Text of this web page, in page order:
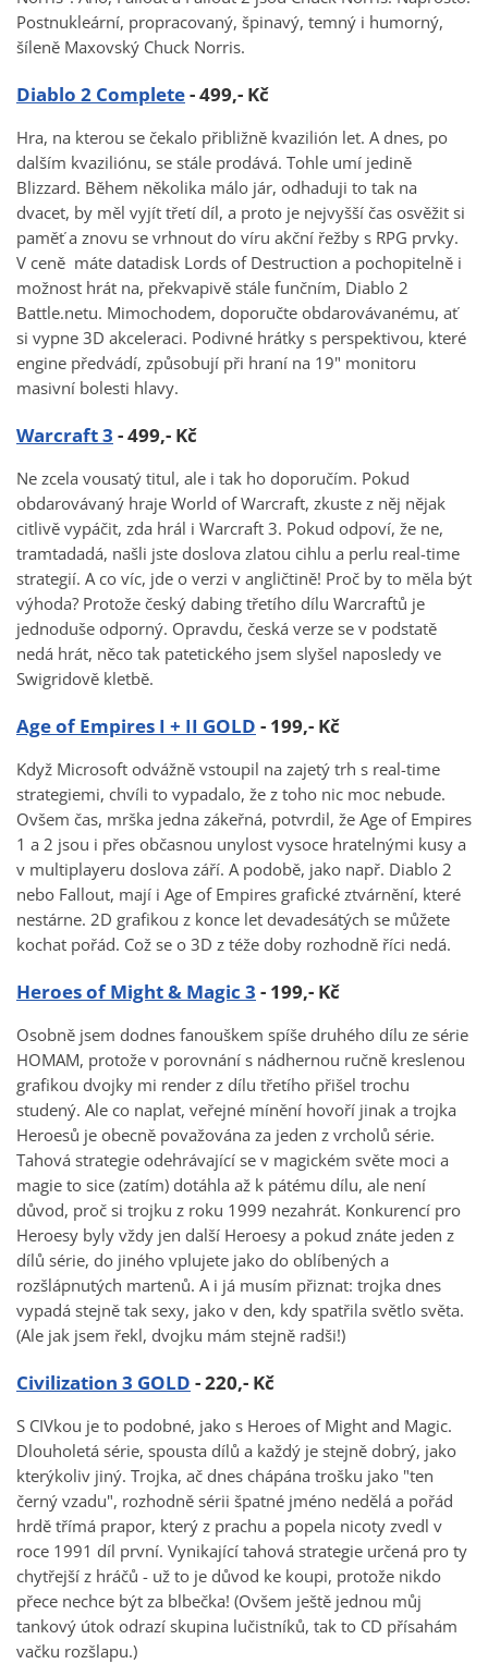
Postnukleární, propracovaný, špinavý, temný i humorný,
šíleně Maxovský Chuck Norris.
Diablo 2 Complete- 499,- Kč
Hra, na kterou se čekalo přibližně kvazilión let. A dnes, po
dalším kvaziliónu, se stále prodává. Tohle umí jedině
Blizzard. Během několika málo jár, odhaduji to tak na
dvacet, by měl vyjít třetí díl, a proto je nejvyšší čas osvěžit si
paměť a znovu se vrhnout do víru akční řežby s RPG prvky.
V ceně máte datadisk Lords of Destruction a pochopitelně i
možnost hrát na, překvapivě stále funčním, Diablo 2
Battle.netu. Mimochodem, doporučte obdarovávanému, ať
si vypne 3D akceleraci. Podivné hrátky s perspektivou, které
engine předvádí, způsobují při hraní na 19" monitoru
masivní bolesti hlavy.
Warcraft 3 - 499,- Kč
Ne zcela vousatý titul, ale i tak ho doporučím. Pokud
obdarovávaný hraje World of Warcraft, zkuste z něj nějak
citlivě vypáčit, zda hrál i Warcraft 3. Pokud odpoví, že ne,
tramtadadá, našli jste doslova zlatou cihlu a perlu real-time
strategií. A co víc, jde o verzi v angličtině! Proč by to měla být
výhoda? Protože český dabing třetího dílu Warcraftů je
jednoduše odporný. Opravdu, česká verze se v podstatě
nedá hrát, něco tak patetického jsem slyšel naposledy ve
Swigridově kletbě.
Age of Empires I + II GOLD - 199,- Kč
Když Microsoft odvážně vstoupil na zajetý trh s real-time
strategiemi, chvíli to vypadalo, že z toho nic moc nebude.
Ovšem čas, mrška jedna zákeřná, potvrdil, že Age of Empires
1 a 2 jsou i přes občasnou unylost vysoce hratelnými kusy a
v multiplayeru doslova září. A podobě, jako např. Diablo 2
nebo Fallout, mají i Age of Empires grafické ztvárnění, které
nestárne. 2D grafikou z konce let devadesátých se můžete
kochat pořád. Což se o 3D z téže doby rozhodně říci nedá.
Heroes of Might & Magic 3 - 199,- Kč
Osobně jsem dodnes fanouškem spíše druhého dílu ze série
HOMAM, protože v porovnání s nádhernou ručně kreslenou
grafikou dvojky mi render z dílu třetího přišel trochu
studený. Ale co naplat, veřejné mínění hovoří jinak a trojka
Heroesů je obecně považována za jeden z vrcholů série.
Tahová strategie odehrávající se v magickém světe moci a
magie to sice (zatím) dotáhla až k pátému dílu, ale není
důvod, proč si trojku z roku 1999 nezahrát. Konkurencí pro
Heroesy byly vždy jen další Heroesy a pokud znáte jeden z
dílů série, do jiného vplujete jako do oblíbených a
rozšlápnutých martenů. A i já musím přiznat: trojka dnes
vypadá stejně tak sexy, jako v den, kdy spatřila světlo světa.
(Ale jak jsem řekl, dvojku mám stejně radši!)
Civilization 3 GOLD - 220,- Kč
S CIVkou je to podobné, jako s Heroes of Might and Magic.
Dlouholetá série, spousta dílů a každý je stejně dobrý, jako
kterýkoliv jiný. Trojka, ač dnes chápána trošku jako "ten
černý vzadu", rozhodně sérii špatné jméno nedělá a pořád
hrdě třímá prapor, který z prachu a popela nicoty zvedl v
roce 1991 díl první. Vynikající tahová strategie určená pro ty
chytřejší z hráčů - už to je důvod ke koupi, protože nikdo
přece nechce být za blbečka! (Ovšem ještě jednou můj
tankový útok odrazí skupina lučistníků, tak to CD přísahám
vačku rozšlapu.)